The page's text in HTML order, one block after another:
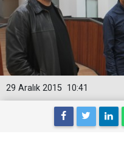
10:41
29 Aralık 2015